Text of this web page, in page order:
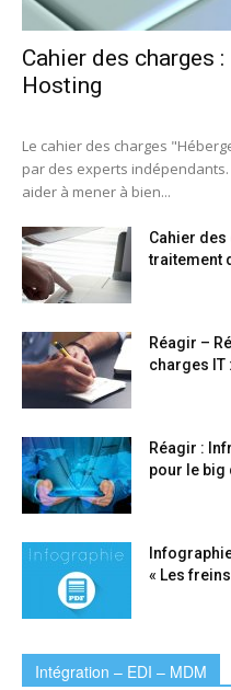
Cahier des charges
Hosting
Le cahier des charges
par des experts
aider à mener à bien...
Cahier
traitement
Réagir –
charges IT
Réagir :
pour le big
« Les
Intégration – EDI – MDM